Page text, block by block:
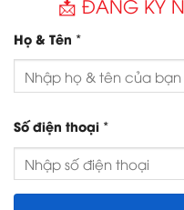
📩 ĐĂNG KÝ
Họ & Tên *
Số điện thoại *